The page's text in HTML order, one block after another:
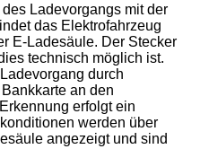
Ladevorgangs mit der
das Elektrofahrzeug
E-Ladesäule. Der Stecker
technisch möglich ist.
durch
an den
erfolgt ein
werden über
angezeigt und sind